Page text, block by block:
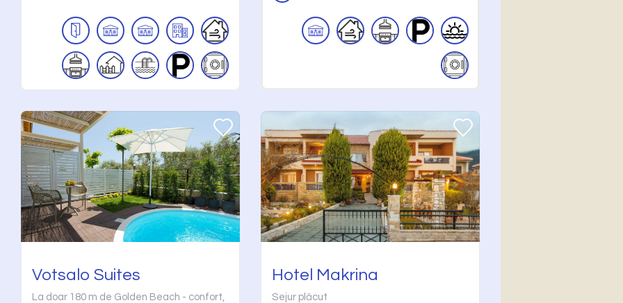
Votsalo Suites
La doar 180 m de Golden Beach - confort,
Hotel Makrina
Sejur plăcut